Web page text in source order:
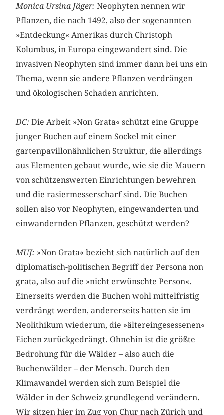
Monica Ursina Jäger:Neophyten nennen wir
Pflanzen, die nach 1492, also der sogenannten
»Entdeckung« Amerikas durch Christoph
Kolumbus, in Europa eingewandert sind. Die
invasiven Neophyten sind immer dann bei uns ein
Thema, wenn sie andere Pflanzen verdrängen
und ökologischen Schaden anrichten.
DC:Die Arbeit »Non Grata« schützt eine Gruppe
junger Buchen auf einem Sockel mit einer
gartenpavillonähnlichen Struktur, die allerdings
aus Elementen gebaut wurde, wie sie die Mauern
von schützenswerten Einrichtungen bewehren
und die rasiermesserscharf sind. Die Buchen
sollen also vor Neophyten, eingewanderten und
einwandernden Pflanzen, geschützt werden?
MUJ: »Non Grata« bezieht sich natürlich auf den
diplomatisch-politischen Begriff der Persona non
grata, also auf die »nicht erwünschte Person«.
Einerseits werden die Buchen wohl mittelfristig
verdrängt werden, andererseits hatten sie im
Neolithikum wiederum, die »ältereingesessenen«
Eichen zurückgedrängt. Ohnehin ist die größte
Bedrohung für die Wälder – also auch die
Buchenwälder – der Mensch. Durch den
Klimawandel werden sich zum Beispiel die
Wälder in der Schweiz grundlegend verändern.
Wir sitzen hier im Zug von Chur nach Zürich und